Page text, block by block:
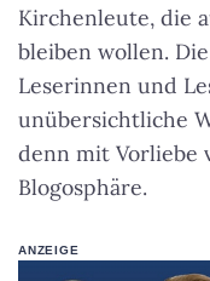
Kirchenleute, die
bleiben wollen. Die
Leserinnen und
unübersichtliche
denn mit Vorliebe
Blogosphäre.
ANZEIGE